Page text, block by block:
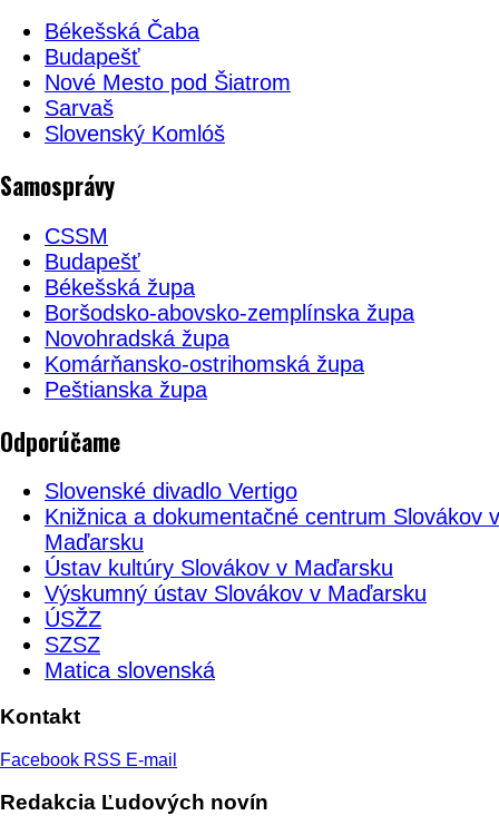
Békešská Čaba
Budapešť
Nové Mesto pod Šiatrom
Sarvaš
Slovenský Komlóš
Samosprávy
CSSM
Budapešť
Békešská župa
Boršodsko-abovsko-zemplínska župa
Novohradská župa
Komárňansko-ostrihomská župa
Peštianska župa
Odporúčame
Slovenské divadlo Vertigo
Knižnica a dokumentačné centrum Slovákov v
Maďarsku
Ústav kultúry Slovákov v Maďarsku
Výskumný ústav Slovákov v Maďarsku
ÚSŽZ
SZSZ
Matica slovenská
Kontakt
Facebook RSS E-mail
Redakcia Ľudových novín